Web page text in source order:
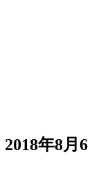
2018年8月6